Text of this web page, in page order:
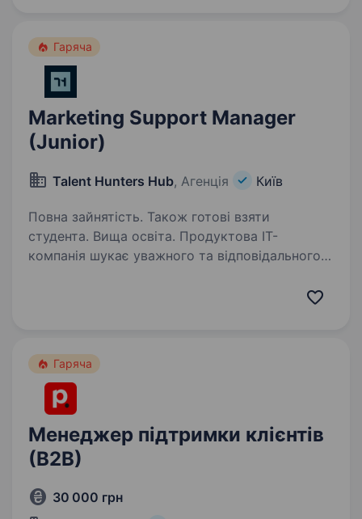
Гаряча
Marketing Support Manager
(Junior)
Talent Hunters Hub, Агенція Київ
Повна зайнятість. Також готові взяти
студента. Вища освіта. Продуктова ІТ-
компанія шукає уважного та відповідального
на посаду Marketing Support Manager (Junior).
Гаряча
Менеджер підтримки клієнтів
(В2В)
30 000 грн